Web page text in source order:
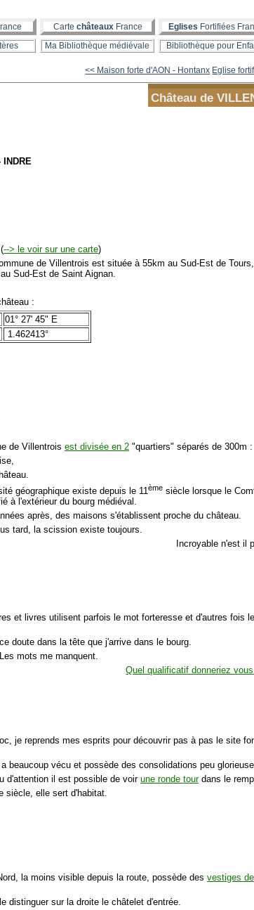
Carte châteauxFrance Eglises Fortifiées
Ma Bibliothèque médiévale Bibliothèque pour
<< Maison forte d'AON - Hontanx Eglise
Château de
INDRE
--> le voir sur une carte)
de Villentrois est située à 55km au Sud-Est de
Sud-Est de Saint Aignan.
:
01° 27' 45" E
1.462413°
de Villentroisest divisée en 2 "quartiers" séparés de 300m :
géographique existe depuis le 11ème siècle lorsque le
à l'extérieur du bourg médiéval.
après, des maisons s'établissent proche du château.
tard, la scission existe toujours.
Incroyable n'est il
et livres utilisent parfois le mot forteresse et d'autres fois
doute dans la tête que j'arrive dans le bourg.
mots me manquent.
Quel qualificatif donneriez
je reprends mes esprits pour découvrir pas à pas le site
beaucoup vécu et possède des consolidations peu
d'attention il est possible de voirune ronde tourdans le
siècle, elle sert d'habitat.
la moins visible depuis la route, possède desvestiges de
distinguer sur la droite le châtelet d'entrée.